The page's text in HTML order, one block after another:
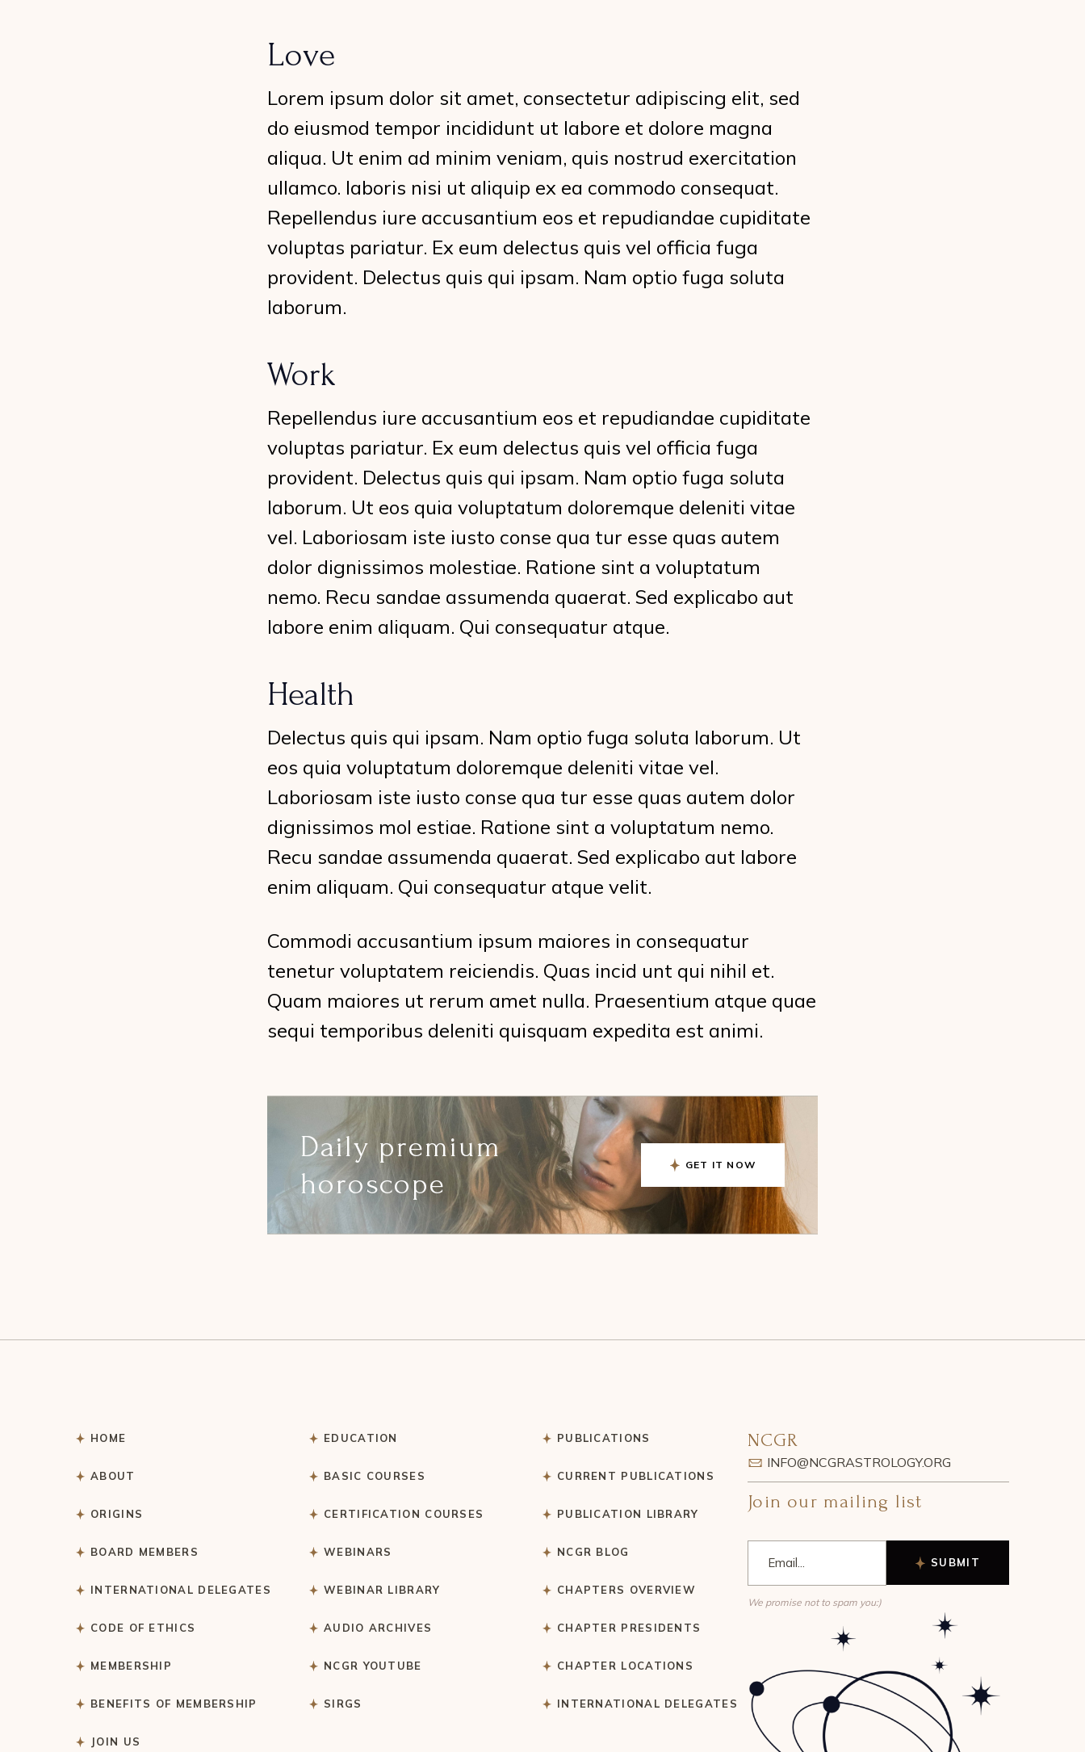
Love
Lorem ipsum dolor sit amet, consectetur adipiscing elit, sed
do eiusmod tempor incididunt ut labore et dolore magna
aliqua. Ut enim ad minim veniam, quis nostrud exercitation
ullamco. laboris nisi ut aliquip ex ea commodo consequat.
Repellendus iure accusantium eos et repudiandae cupiditate
voluptas pariatur. Ex eum delectus quis vel officia fuga
provident. Delectus quis qui ipsam. Nam optio fuga soluta
laborum.
Work
Repellendus iure accusantium eos et repudiandae cupiditate
voluptas pariatur. Ex eum delectus quis vel officia fuga
provident. Delectus quis qui ipsam. Nam optio fuga soluta
laborum. Ut eos quia voluptatum doloremque deleniti vitae
vel. Laboriosam iste iusto conse qua tur esse quas autem
dolor dignissimos molestiae. Ratione sint a voluptatum
nemo. Recu sandae assumenda quaerat. Sed explicabo aut
labore enim aliquam. Qui consequatur atque.
Health
Delectus quis qui ipsam. Nam optio fuga soluta laborum. Ut
eos quia voluptatum doloremque deleniti vitae vel.
Laboriosam iste iusto conse qua tur esse quas autem dolor
dignissimos mol estiae. Ratione sint a voluptatum nemo.
Recu sandae assumenda quaerat. Sed explicabo aut labore
enim aliquam. Qui consequatur atque velit.
Commodi accusantium ipsum maiores in consequatur
tenetur voluptatem reiciendis. Quas incid unt qui nihil et.
Quam maiores ut rerum amet nulla. Praesentium atque quae
sequi temporibus deleniti quisquam expedita est animi.
Daily premium
horoscope
GET IT NOW
HOME
ABOUT
ORIGINS
BOARD MEMBERS
INTERNATIONAL DELEGATES
CODE OF ETHICS
MEMBERSHIP
BENEFITS OF MEMBERSHIP
JOIN US
EDUCATION
BASIC COURSES
CERTIFICATION COURSES
WEBINARS
WEBINAR LIBRARY
AUDIO ARCHIVES
NCGR YOUTUBE
SIRGS
PUBLICATIONS
CURRENT PUBLICATIONS
PUBLICATION LIBRARY
NCGR BLOG
CHAPTERS OVERVIEW
CHAPTER PRESIDENTS
CHAPTER LOCATIONS
INTERNATIONAL DELEGATES
NCGR
INFO@NCGRASTROLOGY.ORG
Join our mailing list
SUBMIT
We promise not to spam you:)